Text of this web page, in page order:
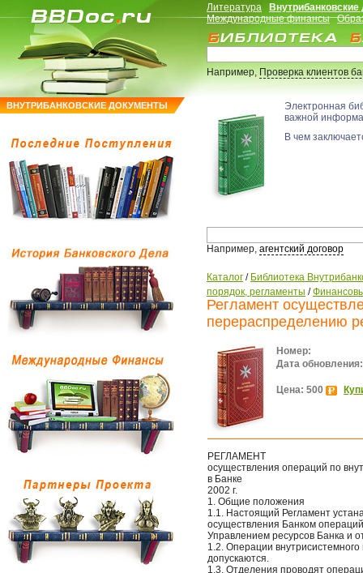
ВНУТРИБАНКОВСКИЕ ДОКУМЕНТЫ
Литература
Международные финансы
Например,Проверка клиентов
Электронная
важной
В чем
Например, агентский договор
Каталог / Библиотека
порядок, регламенты /
Регламент
перераспределению
Номер:
Дата обновления:
Цена: 500
РЕГЛАМЕНТ
осуществления операций по
в Банке
2002 г.
1. Общие положения
1.1. Настоящий Регламент
осуществления Банком
Управлением ресурсов Банка и
1.2. Операции
допускаются.
1.3. Отделения проводят